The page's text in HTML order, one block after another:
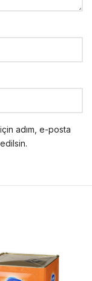
adım, e-posta